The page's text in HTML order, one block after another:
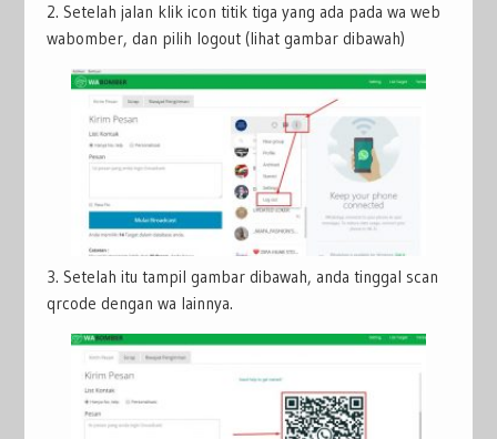
2. Setelah jalan klik icon titik tiga yang ada pada wa web
wabomber, dan pilih logout (lihat gambar dibawah)
3. Setelah itu tampil gambar dibawah, anda tinggal scan
qrcode dengan wa lainnya.